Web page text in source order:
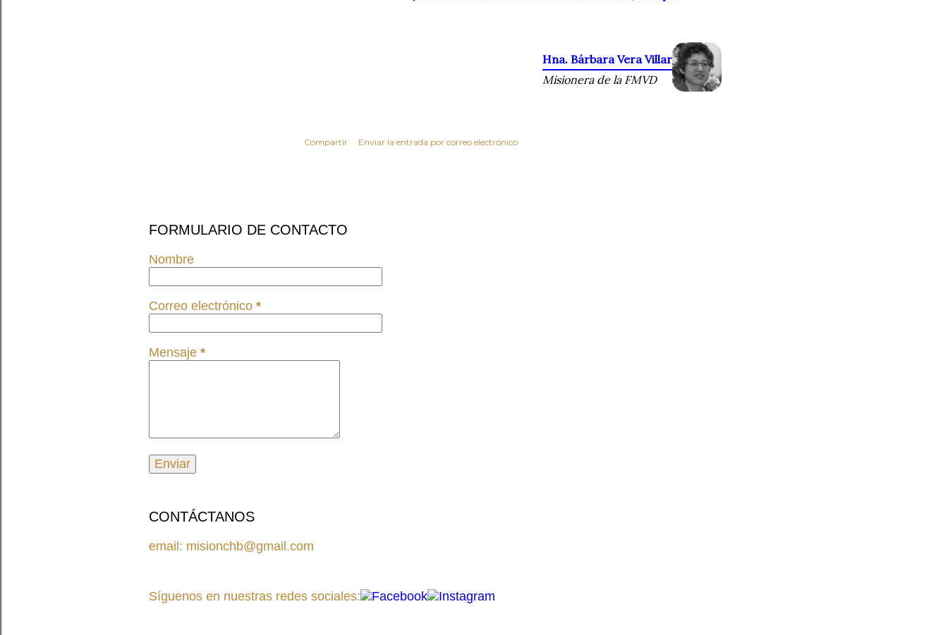
Hna. Bárbara Vera Villar
Misionera de la FMVD
Compartir Enviar la entrada por correo electrónico
FORMULARIO DE CONTACTO
Nombre
Correo electrónico *
Mensaje *
CONTÁCTANOS
email: misionchb@gmail.com
Síguenos en nuestras redes sociales: